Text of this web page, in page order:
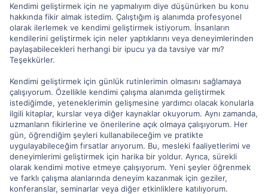
Kendimi geliştirmek için ne yapmalıyım diye düşünürken bu konu
hakkında fikir almak istedim. Çalıştığım iş alanımda profesyonel
olarak ilerlemek ve kendimi geliştirmek istiyorum. İnsanların
kendilerini geliştirmek için neler yaptıklarını veya deneyimlerinden
paylaşabilecekleri herhangi bir ipucu ya da tavsiye var mı?
Teşekkürler.
Kendimi geliştirmek için günlük rutinlerimin olmasını sağlamaya
çalışıyorum. Özellikle kendimi çalışma alanımda geliştirmek
istediğimde, yeteneklerimin gelişmesine yardımcı olacak konularla
ilgili kitaplar, kurslar veya diğer kaynaklar okuyorum. Aynı zamanda,
uzmanların fikirlerine ve önerilerine açık olmaya çalışıyorum. Her
gün, öğrendiğim şeyleri kullanabileceğim ve pratikte
uygulayabileceğim fırsatlar arıyorum. Bu, mesleki faaliyetlerimi ve
deneyimlerimi geliştirmek için harika bir yoldur. Ayrıca, sürekli
olarak kendimi motive etmeye çalışıyorum. Yeni şeyler öğrenmek
ve farklı çalışma alanlarında deneyim kazanmak için geziler,
konferanslar, seminarlar veya diğer etkinliklere katılıyorum.